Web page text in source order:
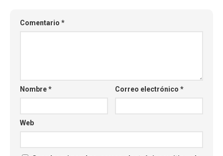
Comentario *
Nombre* Correo electrónico*
Web